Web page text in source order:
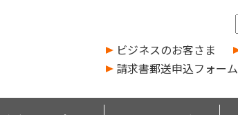
ビジネスのお客さま
請求書郵送申込フォーム